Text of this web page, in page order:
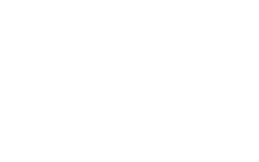
12mm - 235/55R18 geschikt voor
maar ook voor zwaardere
Deze set TRSUV 12mm
veilig je bestemming
en ijs. Deze sneeuwkettingen
automatisch spannen tijdens
12mm - 235/55R18
de wielen van jouw voertuig. Je